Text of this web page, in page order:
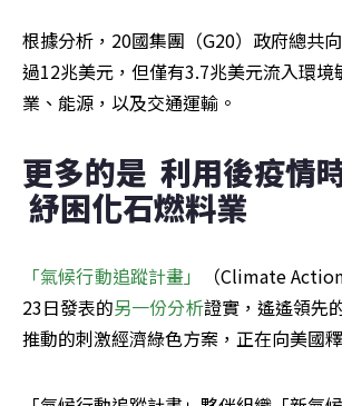
根據分析，20國集團（G20）政府總共
過12兆美元，但僅有3.7兆美元流入環境
業、能源，以及交通運輸。
更多的是  利用後疫情
紓困化石燃料業
「氣候行動追蹤計畫」
（Climate
23日發表的另一份分析證實，遙遙領先
推動的刺激經濟綠色方案，正在向美國